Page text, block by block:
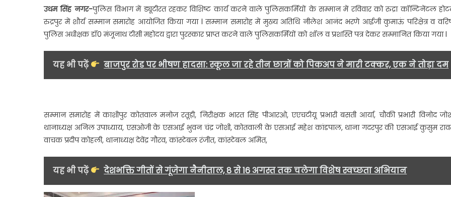
उधम सिंह नगर-पुलिस विभाग में ड्यूटीरत रहकर विशिष्ट कार्य करने वाले पुलिसकर्मियों के सम्मान में रविवार को रुद्रा कॉन्टिनेंटल
रुद्रपुर में शौर्य सम्मान समारोह आयोजित किया गया l सम्मान समारोह में मुख्य अतिथि नीलेश आनंद भरणे आईजी कुमाऊं परिक्षेत्र व
पुलिस अधीक्षक डॉ0 मंजूनाथ टीसी महोदय द्वारा पुरस्कार प्राप्त करने वाले पुलिसकर्मियों को शॉल व प्रशस्ति पत्र देकर सम्मानित किया गया l
यह भी पढ़ें बाजपुर रोड पर भीषण हादसा: स्कूल जा रहे तीन छात्रों को पिकअप ने मारी टक्कर, एक ने तोड़ा दम
सम्मान समारोह में काशीपुर कोतवाल मनोज रतूड़ी, निरीक्षक भारत सिंह पीआरओ, एएचटीयू प्रभारी बसती आर्या, चौकी प्रभारी विनोद
थानाध्यक्ष अनिल उपाध्याय, एसओजी के एसआई भुवन चंद्र जोशी, कोतवाली के एसआई महेश कांडपाल, थाना गदरपुर की एसआई कुसुम
वाचक प्रदीप कोहली, थानाध्यक्ष देवेंद्र गौरव, कांस्टेबल रंजीत, कांस्टेबल अमित,
यह भी पढ़ें देशभक्ति गीतों से गूंजेगा नैनीताल, 8 से 16 अगस्त तक चलेगा विशेष स्वच्छता अभियान